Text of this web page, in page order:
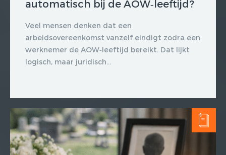
automatisch bij de AOW‑leeftijd?
Veel mensen denken dat een
arbeidsovereenkomst vanzelf eindigt zodra een
werknemer de AOW‑leeftijd bereikt. Dat lijkt
logisch, maar juridisch...